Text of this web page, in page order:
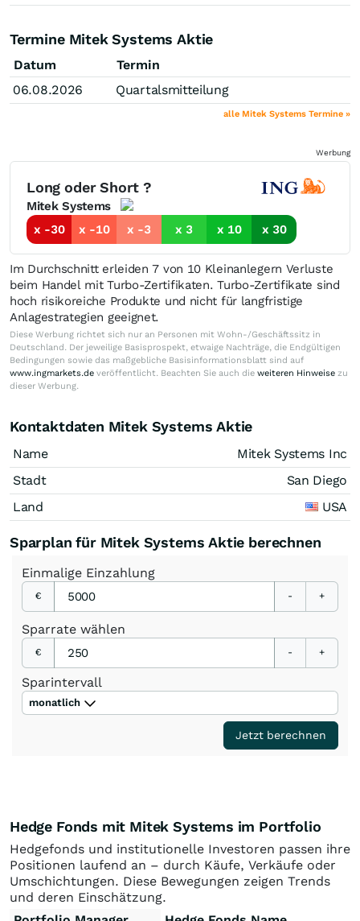
Termine Mitek Systems Aktie
Datum
Termin
06.08.2026
Quartalsmitteilung
alle Mitek Systems Termine »
Werbung
Long oder Short ?
Mitek Systems
x -30
x -10 x -3 x 3 x 10 x 30
Im Durchschnitt erleiden 7 von 10 Kleinanlegern Verluste
beim Handel mit Turbo-Zertifikaten. Turbo-Zertifikate sind
hoch risikoreiche Produkte und nicht für langfristige
Anlagestrategien geeignet.
Diese Werbung richtet sich nur an Personen mit Wohn-/Geschäftssitz in
Deutschland. Der jeweilige Basisprospekt, etwaige Nachträge, die Endgültigen
Bedingungen sowie das maßgebliche Basisinformationsblatt sind auf
www.ingmarkets.de veröffentlicht. Beachten Sie auch die weiteren Hinweise zu
dieser Werbung.
Kontaktdaten Mitek Systems Aktie
Name
Mitek Systems Inc
Stadt
San Diego
Land
USA
Sparplan für Mitek Systems Aktie berechnen
Einmalige Einzahlung
€ - +
Sparrate wählen
€ - +
Sparintervall
monatlich
Jetzt berechnen
Hedge Fonds mit Mitek Systems im Portfolio
Hedgefonds und institutionelle Investoren passen ihre
Positionen laufend an – durch Käufe, Verkäufe oder
Umschichtungen. Diese Bewegungen zeigen Trends
und deren Einschätzung.